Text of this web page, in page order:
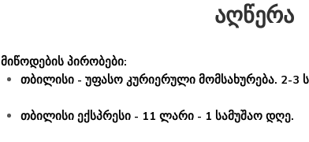
აღწერა
მიწოდების პირობები:
თბილისი - უფასო კურიერული მომსახურება. 2-3
თბილისი ექსპრესი - 11 ლარი - 1 სამუშაო დღე.